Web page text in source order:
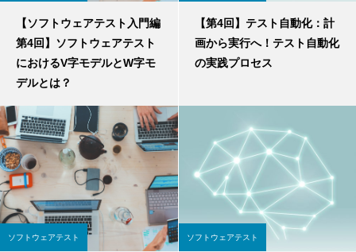
【ソフトウェアテスト入門編
第4回】ソフトウェアテスト
におけるV字モデルとW字モ
デルとは？
【第4回】テスト自動化：計
画から実行へ！テスト自動化
の実践プロセス
ソフトウェアテスト ソフトウェアテスト